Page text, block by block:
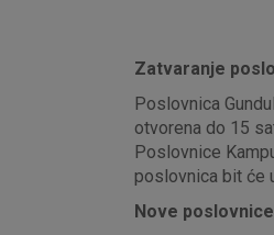
Zatvaranje
Poslovnica
otvorena do 15
Poslovnice
poslovnica bit će
Nove